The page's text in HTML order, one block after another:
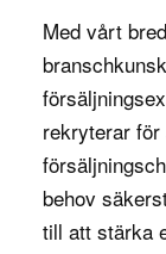
erfarenheter
avgörande,
områden där
snabbt.
Med vårt
rekryterar
behov
till att stärka